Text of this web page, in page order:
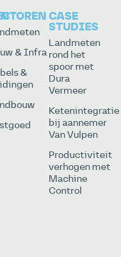
& Infra
&
CASE
STUDIES
Landmeten
rond het
spoor met
Dura
Vermeer
Ketenintegratie
bij aannemer
Van Vulpen
Productiviteit
verhogen met
Machine
Control